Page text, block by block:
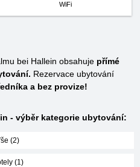
WiFi
bei Hallein obsahuje přímé
Rezervace ubytování
a bez provize!
- výběr kategorie ubytování:
(2)
(1)